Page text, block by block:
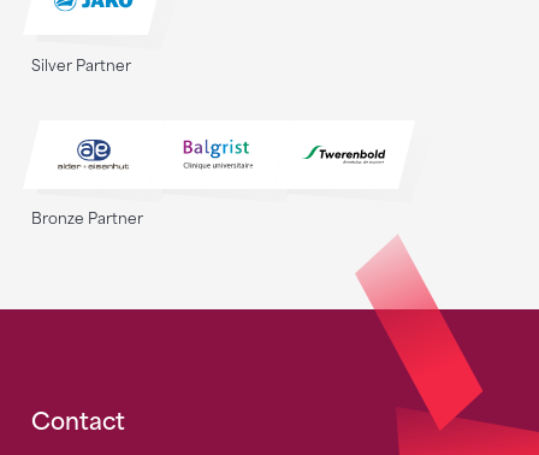
Silver Partner
Bronze Partner
Fusszeile
Contact